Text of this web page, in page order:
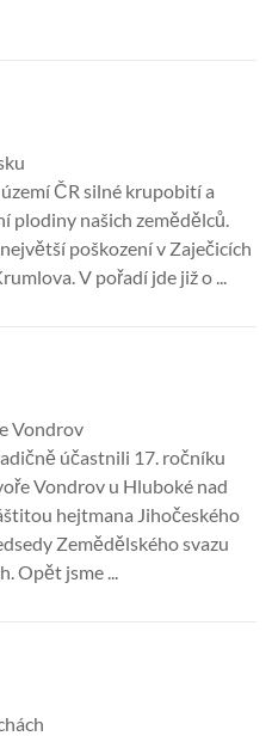
ČR silné krupobití a
plodiny našich zemědělců.
poškození v Zaječicích
V pořadí jde již o ...
Vondrov
účastnili 17. ročníku
Vondrov u Hluboké nad
hejtmana Jihočeského
Zemědělského svazu
Opět jsme ...